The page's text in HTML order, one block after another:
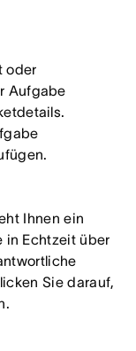
oder
Aufgabe
Ihnen ein
in Echtzeit über
Sie darauf,